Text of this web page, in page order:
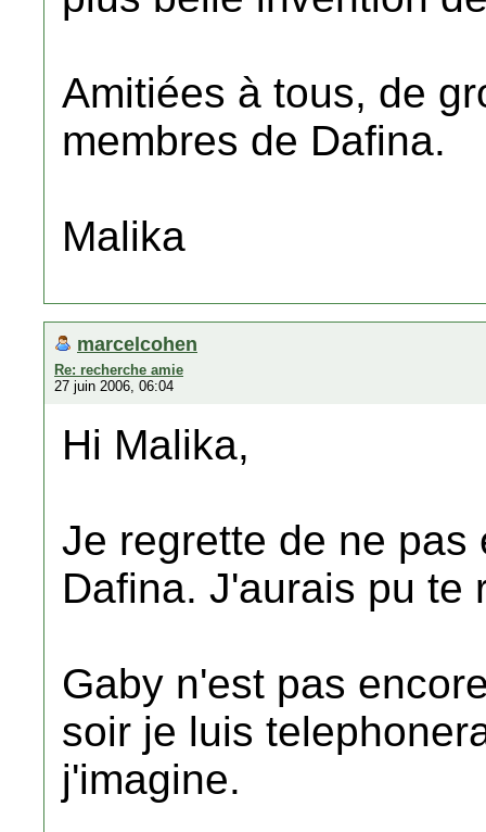
Amitiées à tous, de
membres de Dafina.
Malika
marcelcohen
Re: recherche amie
27 juin 2006, 06:04
Hi Malika,
Je regrette de ne
Dafina. J'aurais pu te
Gaby n'est pas
soir je luis
j'imagine.